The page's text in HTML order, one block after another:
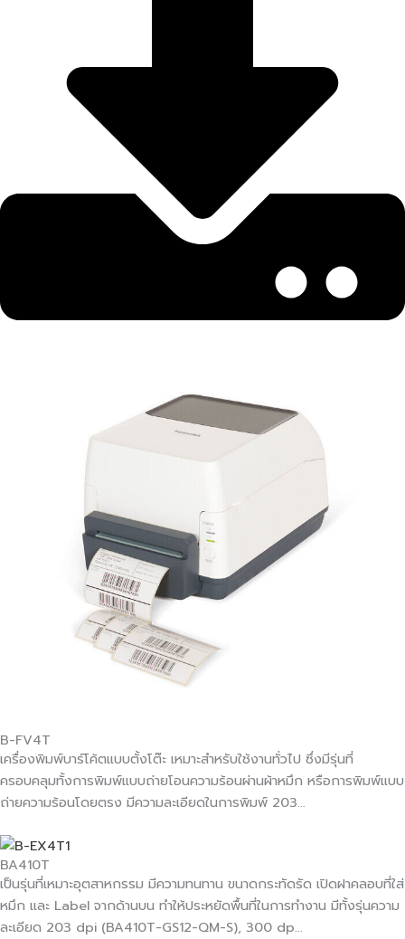
B-FV4T
เครื่องพิมพ์บาร์โค้ตแบบตั้งโต๊ะ เหมาะสำหรับใช้งานทั่วไป ซึ่งมีรุ่นที่
ครอบคลุมทั้งการพิมพ์แบบถ่ายโอนความร้อนผ่านผ้าหมึก หรือการพิมพ์แบบ
ถ่ายความร้อนโดยตรง มีความละเอียดในการพิมพ์ 203…
BA410T
เป็นรุ่นที่เหมาะอุตสาหกรรม มีความทนทาน ขนาดกระทัดรัด เปิดฝาคลอบที่ใส่
หมึก และ Label จากด้านบน ทำให้ประหยัดพื้นที่ในการทำงาน มีทั้งรุ่นความ
ละเอียด 203 dpi (BA410T-GS12-QM-S), 300 dp…